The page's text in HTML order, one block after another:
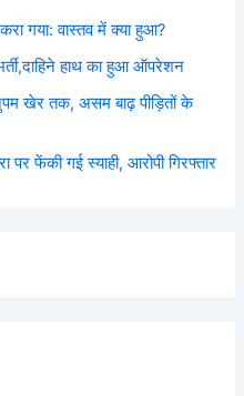
गया: वास्तव में क्या हुआ?
हाथ का हुआ ऑपरेशन
खेर तक, असम बाढ़ पीड़ितों के
फेंकी गई स्याही, आरोपी गिरफ्तार